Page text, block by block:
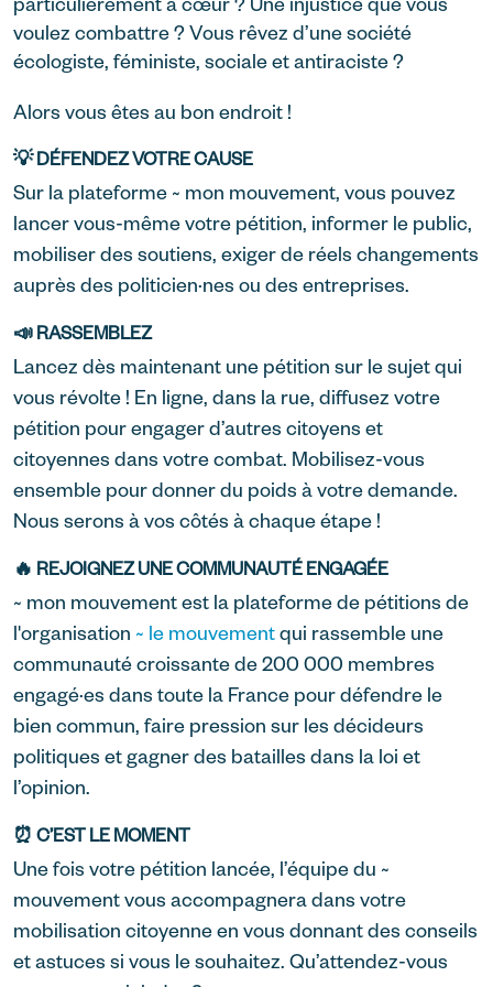
voulez combattre ? Vous rêvez d’une société
écologiste, féministe, sociale et antiraciste ?
Alors vous êtes au bon endroit !
💡 DÉFENDEZ VOTRE CAUSE
Sur la plateforme ~ mon mouvement, vous pouvez
lancer vous-même votre pétition, informer le public,
mobiliser des soutiens, exiger de réels changements
auprès des politicien·nes ou des entreprises.
📣 RASSEMBLEZ
Lancez dès maintenant une pétition sur le sujet qui
vous révolte ! En ligne, dans la rue, diffusez votre
pétition pour engager d’autres citoyens et
citoyennes dans votre combat. Mobilisez-vous
ensemble pour donner du poids à votre demande.
Nous serons à vos côtés à chaque étape !
🔥 REJOIGNEZ UNE COMMUNAUTÉ ENGAGÉE
~ mon mouvement est la plateforme de pétitions de
l'organisation ~ le mouvementqui rassemble une
communauté croissante de 200 000 membres
engagé·es dans toute la France pour défendre le
bien commun, faire pression sur les décideurs
politiques et gagner des batailles dans la loi et
l’opinion.
⏰ C’EST LE MOMENT
Une fois votre pétition lancée, l’équipe du ~
mouvement vous accompagnera dans votre
mobilisation citoyenne en vous donnant des conseils
et astuces si vous le souhaitez. Qu’attendez-vous